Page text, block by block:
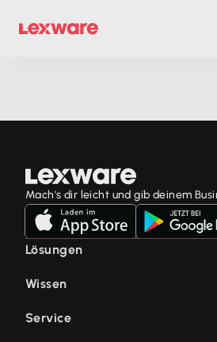
Mach's dir leicht und gib deinem
Lösungen
E-Rechnung Software
Buchhaltungssoftware
Wissen
Fachwissen für Unternehmer
Service